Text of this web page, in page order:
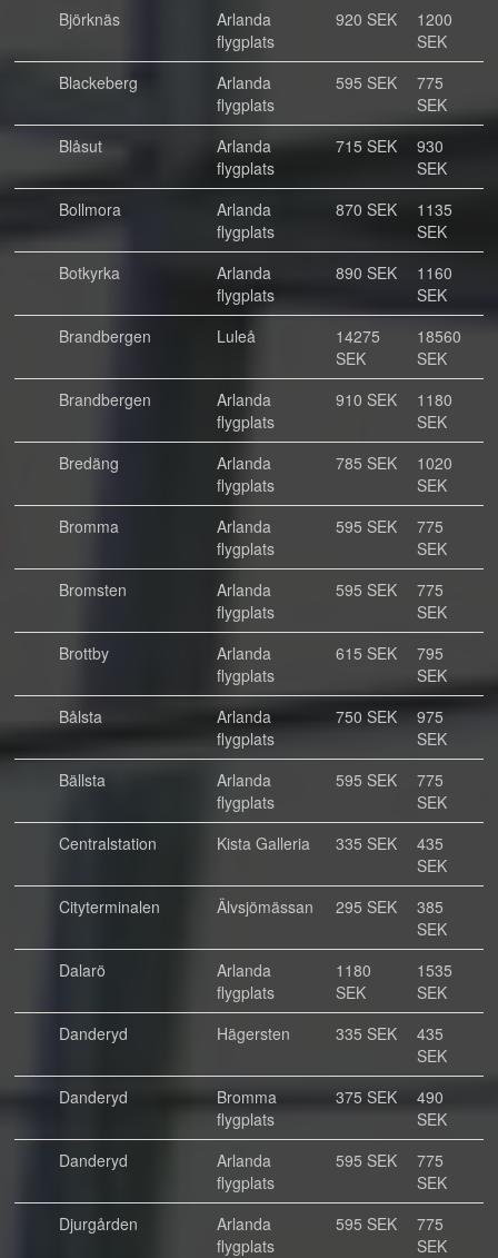
Björknäs
Arlanda
flygplats
920 SEK
1200
SEK
Blackeberg
Arlanda
flygplats
595 SEK
775
SEK
Blåsut
Arlanda
flygplats
715 SEK
930
SEK
Bollmora
Arlanda
flygplats
870 SEK
1135
SEK
Botkyrka
Arlanda
flygplats
890 SEK
1160
SEK
Brandbergen
Luleå
14275
SEK
18560
SEK
Brandbergen
Arlanda
flygplats
910 SEK
1180
SEK
Bredäng
Arlanda
flygplats
785 SEK
1020
SEK
Bromma
Arlanda
flygplats
595 SEK
775
SEK
Bromsten
Arlanda
flygplats
595 SEK
775
SEK
Brottby
Arlanda
flygplats
615 SEK
795
SEK
Bålsta
Arlanda
flygplats
750 SEK
975
SEK
Bällsta
Arlanda
flygplats
595 SEK
775
SEK
Centralstation
Kista Galleria 335 SEK
435
SEK
Cityterminalen
Älvsjömässan 295 SEK
385
SEK
Dalarö
Arlanda
flygplats
1180
SEK
1535
SEK
Danderyd
Hägersten 335 SEK
435
SEK
Danderyd
Bromma
flygplats
375 SEK
490
SEK
Danderyd
Arlanda
flygplats
595 SEK
775
SEK
Djurgården
Arlanda
flygplats
595 SEK
775
SEK